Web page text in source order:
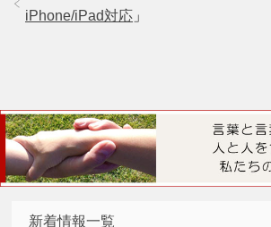
iPhone/iPad対応 」
新着情報一覧